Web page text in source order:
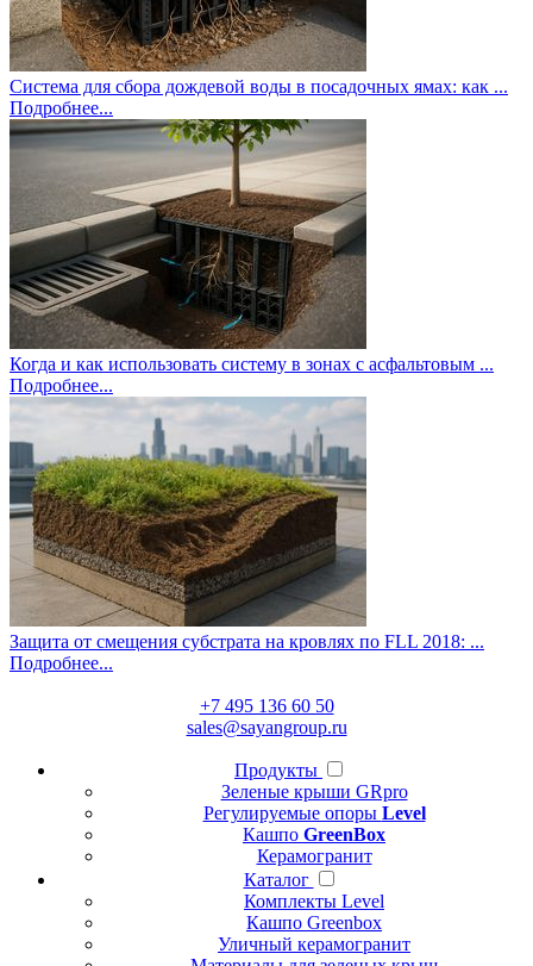
Система для сбора дождевой воды в посадочных ямах: как ...
Подробнее...
Когда и как использовать систему в зонах с асфальтовым ...
Подробнее...
Защита от смещения субстрата на кровлях по FLL 2018: ...
Подробнее...
+7 495 136 60 50
sales@sayangroup.ru
Продукты
Зеленые крыши GRpro
Регулируемые опоры Level
Кашпо GreenBox
Керамогранит
Каталог
Комплекты Level
Кашпо Greenbox
Уличный керамогранит